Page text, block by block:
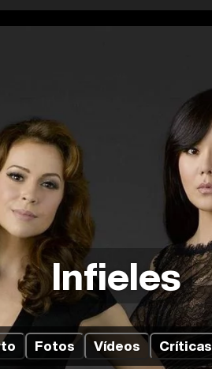
Infieles
Fotos Vídeos Críticas